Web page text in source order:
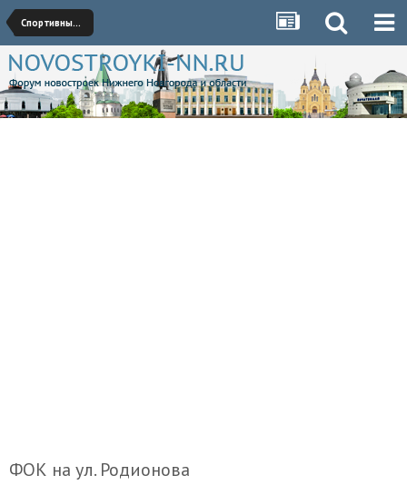
Спортивные сооружения/Стадионы/Аквапарки
ФОК на ул. Родионова